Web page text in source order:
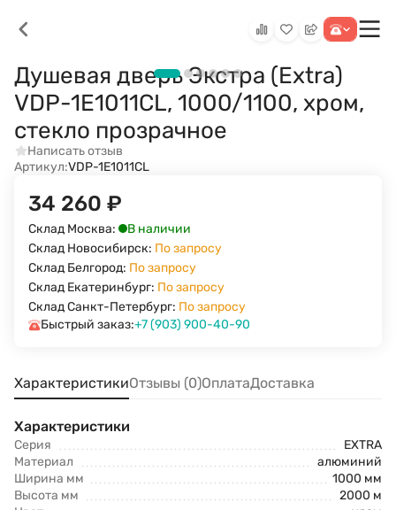
Душевая дверь Экстра (Extra)
VDP-1E1011CL, 1000/1100, хром,
стекло прозрачное
Написать отзыв
Артикул:VDP-1E1011CL
34 260 ₽
Склад Москва:
В наличии
Склад Новосибирск: По запросу
Склад Белгород: По запросу
Склад Екатеринбург: По запросу
Склад Санкт-Петербург: По запросу
Быстрый заказ:+7 (903) 900-40-90
ХарактеристикиОтзывы (0)ОплатаДоставка
Характеристики
Серия
EXTRA
Материал
алюминий
Ширина мм
1000 мм
Высота мм
2000 м